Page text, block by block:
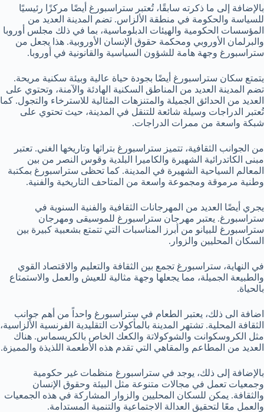
بالإضافة إلى ما ذكرته سابقًا، تُعتبر ستراسبورغ أيضًا مركزًا رئيسيًا
للسياسة والحكومة في منطقة الألزاس. تضم المدينة العديد من
المؤسسات الحكومية والهيئات الدبلوماسية، بما في ذلك مجلس أوروبا
والبرلمان الأوروبي ومحكمة حقوق الإنسان الأوروبية. هذا يجعل من
ستراسبورغ وجهة هامة للشؤون السياسية والقانونية في أوروبا.
يتمتع سكان ستراسبورغ أيضًا بجودة حياة عالية وبيئة سكنية مريحة.
تضم المدينة العديد من المناطق السكنية الهادئة والآمنة، وتحتوي على
العديد من الحدائق الجميلة والمتنزهات المثالية للاسترخاء والتجول. كما
تُعتبر الدراجات وسيلة شائعة للتنقل في المدينة، حيث تحتوي على
شبكة واسعة من ممرات الدراجات.
من الجوانب الثقافية، تتميز ستراسبورغ بتراثها وتاريخها الغني. تعتبر
مبنى الكاتدرائية الشهيرة والكاميرا البلدية وقوس النصر من بين
المعالم السياحية الشهيرة في المدينة. كما تحظى ستراسبورغ بمكتبة
وطنية مرموقة ومجموعة واسعة من المتاحف التاريخية والفنية.
يجري أيضًا العديد من المهرجانات الثقافية والفنية السنوية في
ستراسبورغ. يعتبر مهرجان ستراسبورغ للموسيقى ومهرجان
ستراسبورغ للبيانو من أبرز المناسبات التي تتمتع بشعبية كبيرة بين
السكان المحليين والزوار.
في النهاية، ستراسبورغ تجمع بين الثقافة والتعليم والاقتصاد القوي
والطبيعة الجميلة، مما يجعلها وجهة مثالية للعيش والعمل والاستمتاع
بالحياة.
اضافة الى ذلك، يعتبر الطعام في ستراسبورغ واحداً من أهم جوانب
الثقافة المحلية. تشتهر المدينة بالمأكولات التقليدية الفرنسية الألزاسية،
مثل الكروسكوانت والشوكولاتة والكعك الخاص بالكريسماس. هناك
العديد من المطاعم والمقاهي التي تقدم هذه الأطعمة اللذيذة والمميزة.
بالإضافة إلى ذلك، يوجد في ستراسبورغ منظمات غير حكومية
وجمعيات تعمل في مجالات متنوعة مثل البيئة وحقوق الإنسان
والثقافة. يمكن للسكان المحليين والزوار المشاركة في هذه الجمعيات
والعمل معًا لتحقيق العدالة الاجتماعية والتنمية المستدامة.